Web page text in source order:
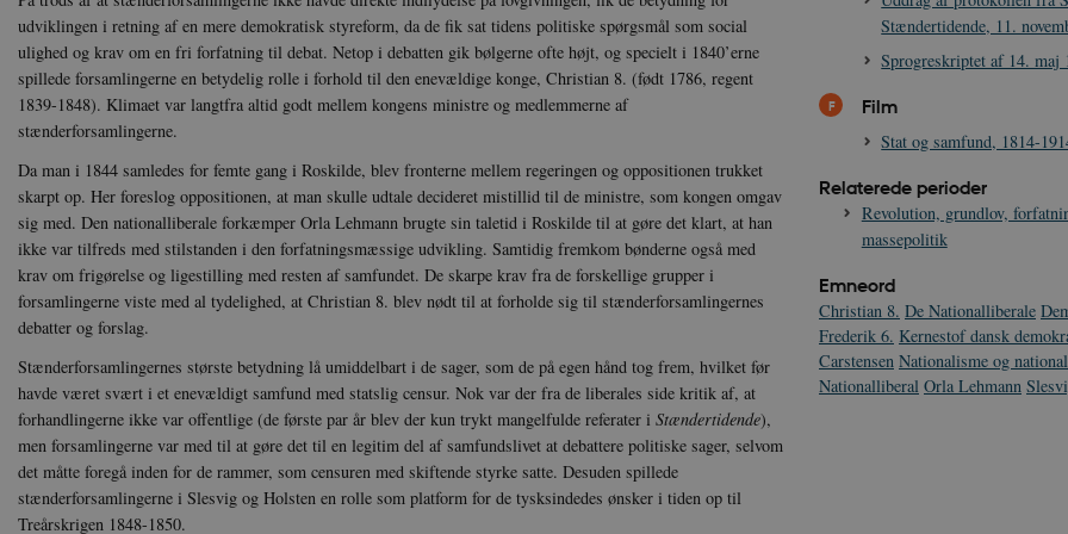
udviklingen i retning af en mere demokratisk styreform, da de fik sat tidens politiske spørgsmål som social
ulighed og krav om en fri forfatning til debat. Netop i debatten gik bølgerne ofte højt, og specielt i 1840’erne
spillede forsamlingerne en betydelig rolle i forhold til den enevældige konge, Christian 8. (født 1786, regent
1839-1848). Klimaet var langtfra altid godt mellem kongens ministre og medlemmerne af
stænderforsamlingerne.
Da man i 1844 samledes for femte gang i Roskilde, blev fronterne mellem regeringen og oppositionen trukket
skarpt op. Her foreslog oppositionen, at man skulle udtale decideret mistillid til de ministre, som kongen omgav
sig med. Den nationalliberale forkæmper Orla Lehmann brugte sin taletid i Roskilde til at gøre det klart, at han
ikke var tilfreds med stilstanden i den forfatningsmæssige udvikling. Samtidig fremkom bønderne også med
krav om frigørelse og ligestilling med resten af samfundet. De skarpe krav fra de forskellige grupper i
forsamlingerne viste med al tydelighed, at Christian 8. blev nødt til at forholde sig til stænderforsamlingernes
debatter og forslag.
Stænderforsamlingernes største betydning lå umiddelbart i de sager, som de på egen hånd tog frem, hvilket før
havde været svært i et enevældigt samfund med statslig censur. Nok var der fra de liberales side kritik af, at
forhandlingerne ikke var offentlige (de første par år blev der kun trykt mangelfulde referater i Stændertidende),
men forsamlingerne var med til at gøre det til en legitim del af samfundslivet at debattere politiske sager, selvom
det måtte foregå inden for de rammer, som censuren med skiftende styrke satte. Desuden spillede
stænderforsamlingerne i Slesvig og Holsten en rolle som platform for de tysksindedes ønsker i tiden op til
Treårskrigen 1848-1850.
Stændertidende, 11.
Sprogreskriptet af 14. maj
Film
Stat og samfund, 1814-
Relaterede perioder
Revolution, grundlov,
massepolitik
Emneord
Christian 8. De Nationalliberale
Frederik 6. Kernestof dansk
Carstensen Nationalisme og
Nationalliberal Orla Lehmann
Nødvendige cookies hjælper med at gøre hjemmesiden brugbar ved at aktivere nogle grundlæggende funktioner
Hjemmesiden kan ikke fungerer uden disse cookies.
Udbyder / Domæne
Beskrivelse
be_typo_user
TYPO3 Association
Denne cookie sættes af vores CMS-
identificere en backend-session, når en
TYPO3 eller Frontend.
sp_t
Spotify Inc.
.spotify.com
1 år
Dette resulterer ikke i funktionalitet på
sp_landing
Spotify Inc.
.spotify.com
1 dag
Krævet for at sikre funktionaliteten af det
Dette resulterer ikke i funktionalitet på
JSESSIONID
Oracle Corporation
.nr-data.net
JSP. Bruges normalt til at opretholde en
serveren.
danmarkshistorien.dk
Denne cookie bruges af Cookie-
præferencer om samtykke til besøgende.
Cookie-Script.com cookiebanner fungerer
XSRF-TOKEN
danmarkshistoriendk.h5p.com 1 dag
__cf_bm
Cloudflare Inc.
.vimeo.com